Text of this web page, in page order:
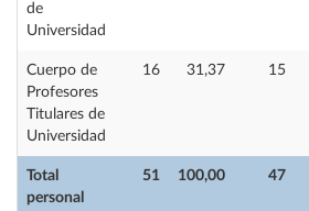
Total
personal
51 100,00 47
de
Universidad
Cuerpo de
Profesores
Titulares de
Universidad
16 31,37 15